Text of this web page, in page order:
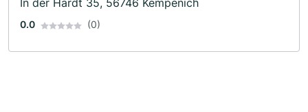
In der Hardt 35, 56746 Kempenich
0.0 (0)